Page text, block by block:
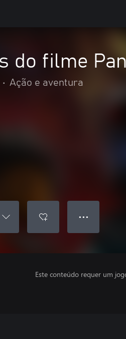
do filme
• Ação e aventura
● ● ●
Este conteúdo requer um